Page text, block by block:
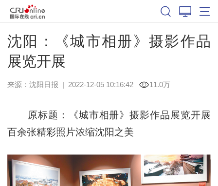
沈阳：《城市相册》摄影作品
展览开展
来源： 沈阳日报 | 2022-12-05 10:16:42 11.0万
原标题：《城市相册》摄影作品展览开展
百余张精彩照片浓缩沈阳之美